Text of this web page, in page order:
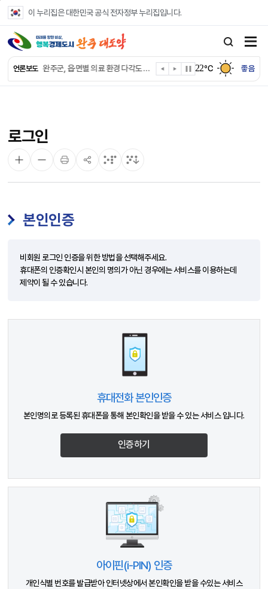
이 누리집은 대한민국 공식 전자정부 누리집입니다.
언론보도
완주군, ‘수의계약 총량제’ 개편 운영
22℃ 좋음
로그인
본인인증
비회원 로그인 인증을 위한 방법을 선택해주세요.
휴대폰의 인증확인시 본인의 명의가 아닌 경우에는 서비스를 이용하는데
제약이 될 수 있습니다.
휴대전화 본인인증
본인명의로 등록된 휴대폰을 통해 본인확인을 받을 수 있는 서비스 입니다.
인증하기
아이핀(i-PIN) 인증
개인식별 번호를 발급받아 인터넷상에서 본인확인을 받을 수있는 서비스